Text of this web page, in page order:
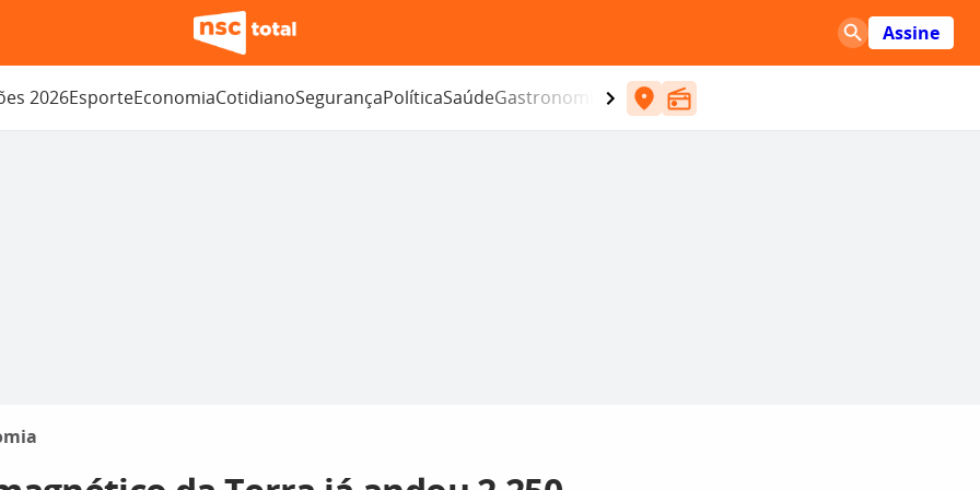
Assine
2026EsporteEconomiaCotidianoSegurançaPolíticaSaúdeGastronomia Entretenimento